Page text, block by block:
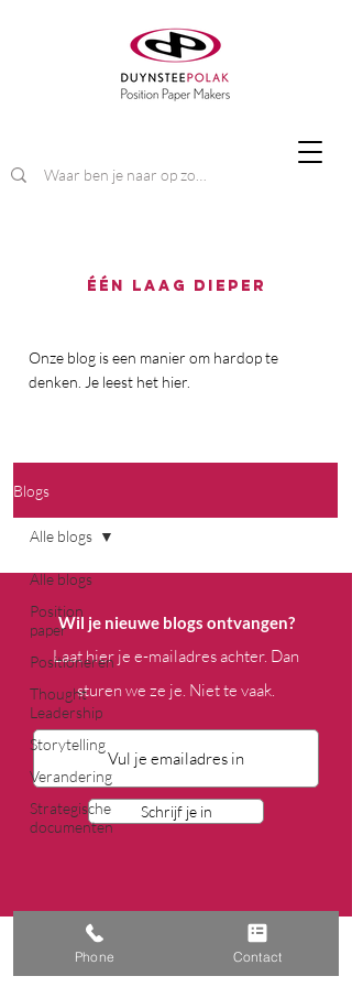
één laag dieper
Onze blog is een manier om hardop te
denken. Je leest het hier.
Blogs
Alle blogs
Position
paper
Positioneren
Thought
Leadership
Storytelling
Verandering
Strategische
documenten
Alle blogs
Wil je nieuwe blogs ontvangen?
Laat hier je e-mailadres achter. Dan
sturen we ze je. Niet te vaak.
Schrijf je in
Phone Contact